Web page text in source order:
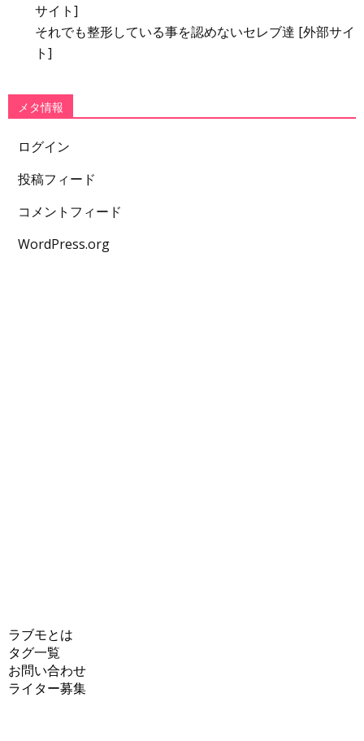
サイト]
それでも整形している事を認めないセレブ達 [外部サイ
ト]
メタ情報
ログイン
投稿フィード
コメントフィード
WordPress.org
ラブモとは
タグ一覧
お問い合わせ
ライター募集